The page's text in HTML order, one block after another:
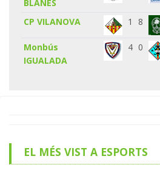
BLANES
CP VILANOVA
1 8
Monbús
IGUALADA
4 0
EL MÉS VIST A ESPORTS